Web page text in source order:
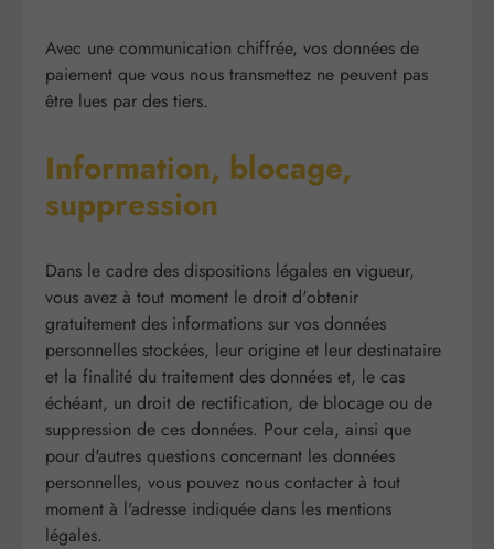
Avec une communication chiffrée, vos données de
paiement que vous nous transmettez ne peuvent pas
être lues par des tiers.
Information, blocage,
suppression
Dans le cadre des dispositions légales en vigueur,
vous avez à tout moment le droit d'obtenir
gratuitement des informations sur vos données
personnelles stockées, leur origine et leur destinataire
et la finalité du traitement des données et, le cas
échéant, un droit de rectification, de blocage ou de
suppression de ces données. Pour cela, ainsi que
pour d'autres questions concernant les données
personnelles, vous pouvez nous contacter à tout
moment à l'adresse indiquée dans les mentions
légales.